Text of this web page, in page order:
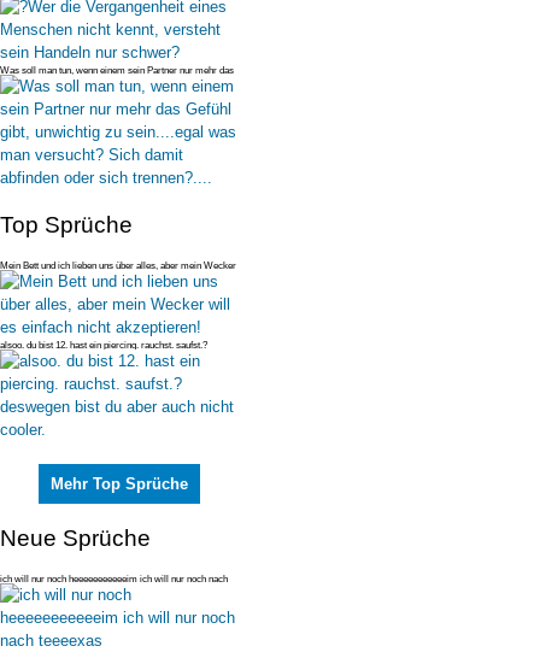
versteht sein Handeln
Was soll man tun, wenn einem sein Partner nur mehr das
Gefühl gibt, unwi
Top Sprüche
Mein Bett und ich lieben uns über alles, aber mein Wecker
will es einfac
alsoo. du bist 12. hast ein piercing. rauchst. saufst.?
deswegen bist du
Mehr Top Sprüche
Neue Sprüche
ich will nur noch heeeeeeeeeeeim ich will nur noch nach
teeeexas